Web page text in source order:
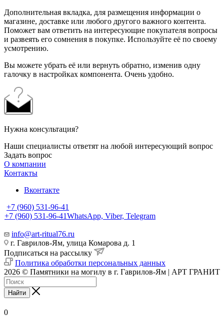
Дополнительная вкладка, для размещения информации о
магазине, доставке или любого другого важного контента.
Поможет вам ответить на интересующие покупателя вопросы
и развеять его сомнения в покупке. Используйте её по своему
усмотрению.
Вы можете убрать её или вернуть обратно, изменив одну
галочку в настройках компонента. Очень удобно.
Нужна консультация?
Наши специалисты ответят на любой интересующий вопрос
Задать вопрос
О компании
Контакты
Вконтакте
+7 (960) 531-96-41
+7 (960) 531-96-41WhatsApp, Viber, Telegram
info@art-ritual76.ru
г. Гаврилов-Ям, улица Комарова д. 1
Подписаться на рассылку
Политика обработки персональных данных
2026 © Памятники на могилу в г. Гаврилов-Ям | АРТ ГРАНИТ
Найти
0